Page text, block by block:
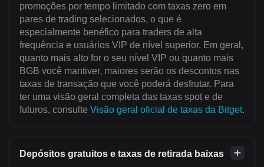
promoções por tempo limitado com taxas zero em
pares de trading selecionados, o que é
especialmente benéfico para traders de alta
frequência e usuários VIP de nível superior. Em geral,
quanto mais alto for o seu nível VIP ou quanto mais
BGB você mantiver, maiores serão os descontos nas
taxas de transação que você poderá desfrutar. Para
ter uma visão geral completa das taxas spot e de
futuros, consulte Visão geral oficial de taxas da Bitget.
Depósitos gratuitos e taxas de retirada baixas